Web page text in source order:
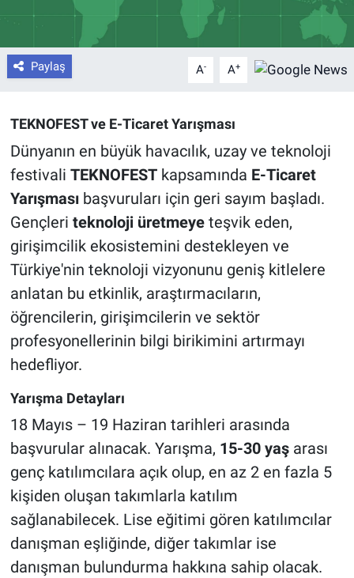
Paylaş A- A+
TEKNOFEST ve E-Ticaret Yarışması
Dünyanın en büyük havacılık, uzay ve teknoloji
festivali TEKNOFESTkapsamında E-Ticaret
Yarışmasıbaşvuruları için geri sayım başladı.
Gençleri teknoloji üretmeyeteşvik eden,
girişimcilik ekosistemini destekleyen ve
Türkiye'nin teknoloji vizyonunu geniş kitlelere
anlatan bu etkinlik, araştırmacıların,
öğrencilerin, girişimcilerin ve sektör
profesyonellerinin bilgi birikimini artırmayı
hedefliyor.
Yarışma Detayları
18 Mayıs – 19 Haziran tarihleri arasında
başvurular alınacak. Yarışma, 15-30 yaşarası
genç katılımcılara açık olup, en az 2 en fazla 5
kişiden oluşan takımlarla katılım
sağlanabilecek. Lise eğitimi gören katılımcılar
danışman eşliğinde, diğer takımlar ise
danışman bulundurma hakkına sahip olacak.